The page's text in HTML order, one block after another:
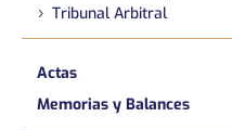
Tribunal Arbitral
Actas
Memorias y Balances